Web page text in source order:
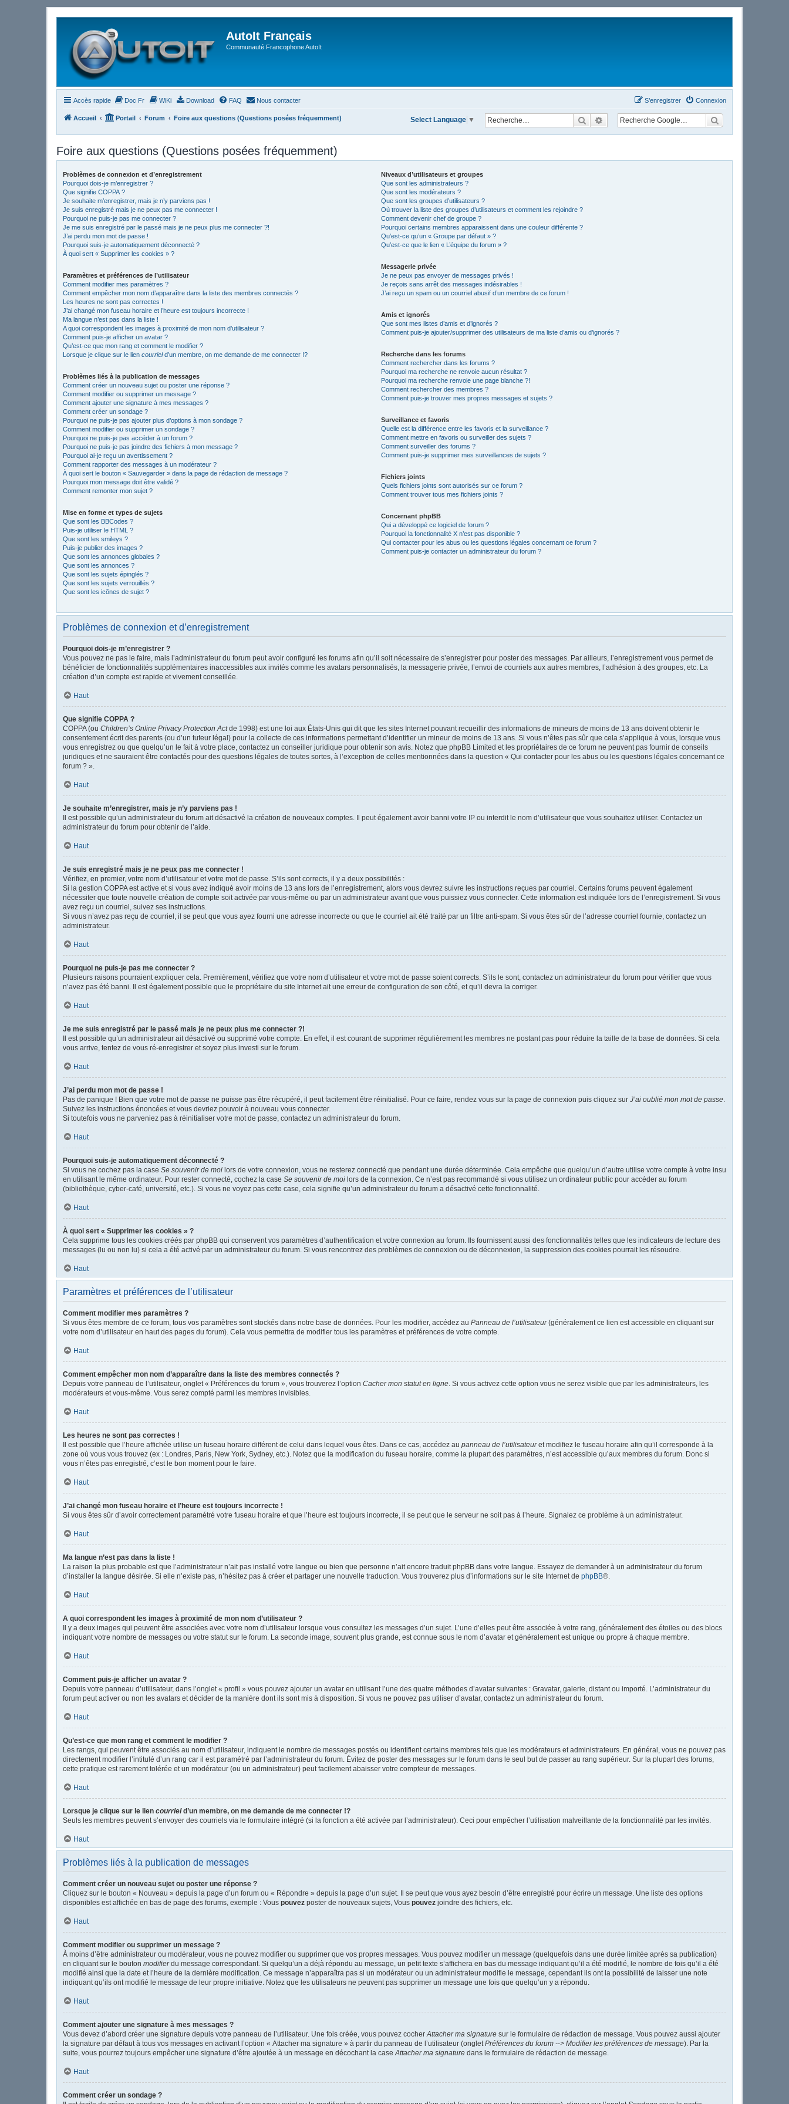
AutoIt Français
Communauté Francophone AutoIt
Accès rapide Doc Fr WiKi Download FAQ Nous contacter Connexion
S’enregistrer
Accueil Portail Forum Foire aux questions (Questions posées fréquemment) RechercherRecherche avancée
Select Language ▼
Foire aux questions (Questions posées fréquemment)
Problèmes de connexion et d’enregistrement
Pourquoi dois-je m’enregistrer ?
Que signifie COPPA ?
Je souhaite m’enregistrer, mais je n’y parviens pas !
Je suis enregistré mais je ne peux pas me connecter !
Pourquoi ne puis-je pas me connecter ?
Je me suis enregistré par le passé mais je ne peux plus me connecter ?!
J’ai perdu mon mot de passe !
Pourquoi suis-je automatiquement déconnecté ?
À quoi sert « Supprimer les cookies » ?
Paramètres et préférences de l’utilisateur
Comment modifier mes paramètres ?
Comment empêcher mon nom d’apparaître dans la liste des membres connectés ?
Les heures ne sont pas correctes !
J’ai changé mon fuseau horaire et l’heure est toujours incorrecte !
Ma langue n’est pas dans la liste !
A quoi correspondent les images à proximité de mon nom d’utilisateur ?
Comment puis-je afficher un avatar ?
Qu’est-ce que mon rang et comment le modifier ?
Lorsque je clique sur le lien courrield’un membre, on me demande de me connecter !?
Problèmes liés à la publication de messages
Comment créer un nouveau sujet ou poster une réponse ?
Comment modifier ou supprimer un message ?
Comment ajouter une signature à mes messages ?
Comment créer un sondage ?
Pourquoi ne puis-je pas ajouter plus d’options à mon sondage ?
Comment modifier ou supprimer un sondage ?
Pourquoi ne puis-je pas accéder à un forum ?
Pourquoi ne puis-je pas joindre des fichiers à mon message ?
Pourquoi ai-je reçu un avertissement ?
Comment rapporter des messages à un modérateur ?
À quoi sert le bouton « Sauvegarder » dans la page de rédaction de message ?
Pourquoi mon message doit être validé ?
Comment remonter mon sujet ?
Mise en forme et types de sujets
Que sont les BBCodes ?
Puis-je utiliser le HTML ?
Que sont les smileys ?
Puis-je publier des images ?
Que sont les annonces globales ?
Que sont les annonces ?
Que sont les sujets épinglés ?
Que sont les sujets verrouillés ?
Que sont les icônes de sujet ?
Niveaux d’utilisateurs et groupes
Que sont les administrateurs ?
Que sont les modérateurs ?
Que sont les groupes d’utilisateurs ?
Où trouver la liste des groupes d’utilisateurs et comment les rejoindre ?
Comment devenir chef de groupe ?
Pourquoi certains membres apparaissent dans une couleur différente ?
Qu’est-ce qu’un « Groupe par défaut » ?
Qu’est-ce que le lien « L’équipe du forum » ?
Messagerie privée
Je ne peux pas envoyer de messages privés !
Je reçois sans arrêt des messages indésirables !
J’ai reçu un spam ou un courriel abusif d’un membre de ce forum !
Amis et ignorés
Que sont mes listes d’amis et d’ignorés ?
Comment puis-je ajouter/supprimer des utilisateurs de ma liste d’amis ou d’ignorés ?
Recherche dans les forums
Comment rechercher dans les forums ?
Pourquoi ma recherche ne renvoie aucun résultat ?
Pourquoi ma recherche renvoie une page blanche ?!
Comment rechercher des membres ?
Comment puis-je trouver mes propres messages et sujets ?
Surveillance et favoris
Quelle est la différence entre les favoris et la surveillance ?
Comment mettre en favoris ou surveiller des sujets ?
Comment surveiller des forums ?
Comment puis-je supprimer mes surveillances de sujets ?
Fichiers joints
Quels fichiers joints sont autorisés sur ce forum ?
Comment trouver tous mes fichiers joints ?
Concernant phpBB
Qui a développé ce logiciel de forum ?
Pourquoi la fonctionnalité X n’est pas disponible ?
Qui contacter pour les abus ou les questions légales concernant ce forum ?
Comment puis-je contacter un administrateur du forum ?
Problèmes de connexion et d’enregistrement
Pourquoi dois-je m’enregistrer ?
Vous pouvez ne pas le faire, mais l’administrateur du forum peut avoir configuré les forums afin qu’il soit nécessaire de s’enregistrer pour poster des messages. Par ailleurs, l’enregistrement vous permet de
bénéficier de fonctionnalités supplémentaires inaccessibles aux invités comme les avatars personnalisés, la messagerie privée, l’envoi de courriels aux autres membres, l’adhésion à des groupes, etc. La
création d’un compte est rapide et vivement conseillée.
Haut
Que signifie COPPA ?
COPPA (ou Children’s Online Privacy Protection Actde 1998) est une loi aux États-Unis qui dit que les sites Internet pouvant recueillir des informations de mineurs de moins de 13 ans doivent obtenir le
consentement écrit des parents (ou d’un tuteur légal) pour la collecte de ces informations permettant d’identifier un mineur de moins de 13 ans. Si vous n’êtes pas sûr que cela s’applique à vous, lorsque vous
vous enregistrez ou que quelqu’un le fait à votre place, contactez un conseiller juridique pour obtenir son avis. Notez que phpBB Limited et les propriétaires de ce forum ne peuvent pas fournir de conseils
juridiques et ne sauraient être contactés pour des questions légales de toutes sortes, à l’exception de celles mentionnées dans la question « Qui contacter pour les abus ou les questions légales concernant ce
forum ? ».
Haut
Je souhaite m’enregistrer, mais je n’y parviens pas !
Il est possible qu’un administrateur du forum ait désactivé la création de nouveaux comptes. Il peut également avoir banni votre IP ou interdit le nom d’utilisateur que vous souhaitez utiliser. Contactez un
administrateur du forum pour obtenir de l’aide.
Haut
Je suis enregistré mais je ne peux pas me connecter !
Vérifiez, en premier, votre nom d’utilisateur et votre mot de passe. S’ils sont corrects, il y a deux possibilités :
Si la gestion COPPA est active et si vous avez indiqué avoir moins de 13 ans lors de l’enregistrement, alors vous devrez suivre les instructions reçues par courriel. Certains forums peuvent également
nécessiter que toute nouvelle création de compte soit activée par vous-même ou par un administrateur avant que vous puissiez vous connecter. Cette information est indiquée lors de l’enregistrement. Si vous
avez reçu un courriel, suivez ses instructions.
Si vous n’avez pas reçu de courriel, il se peut que vous ayez fourni une adresse incorrecte ou que le courriel ait été traité par un filtre anti-spam. Si vous êtes sûr de l’adresse courriel fournie, contactez un
administrateur.
Haut
Pourquoi ne puis-je pas me connecter ?
Plusieurs raisons pourraient expliquer cela. Premièrement, vérifiez que votre nom d’utilisateur et votre mot de passe soient corrects. S’ils le sont, contactez un administrateur du forum pour vérifier que vous
n’avez pas été banni. Il est également possible que le propriétaire du site Internet ait une erreur de configuration de son côté, et qu’il devra la corriger.
Haut
Je me suis enregistré par le passé mais je ne peux plus me connecter ?!
Il est possible qu’un administrateur ait désactivé ou supprimé votre compte. En effet, il est courant de supprimer régulièrement les membres ne postant pas pour réduire la taille de la base de données. Si cela
vous arrive, tentez de vous ré-enregistrer et soyez plus investi sur le forum.
Haut
J’ai perdu mon mot de passe !
Pas de panique ! Bien que votre mot de passe ne puisse pas être récupéré, il peut facilement être réinitialisé. Pour ce faire, rendez vous sur la page de connexion puis cliquez sur J’ai oublié mon mot de passe.
Suivez les instructions énoncées et vous devriez pouvoir à nouveau vous connecter.
Si toutefois vous ne parveniez pas à réinitialiser votre mot de passe, contactez un administrateur du forum.
Haut
Pourquoi suis-je automatiquement déconnecté ?
Si vous ne cochez pas la case Se souvenir de moi lors de votre connexion, vous ne resterez connecté que pendant une durée déterminée. Cela empêche que quelqu’un d’autre utilise votre compte à votre insu
en utilisant le même ordinateur. Pour rester connecté, cochez la case Se souvenir de moi lors de la connexion. Ce n’est pas recommandé si vous utilisez un ordinateur public pour accéder au forum
(bibliothèque, cyber-café, université, etc.). Si vous ne voyez pas cette case, cela signifie qu’un administrateur du forum a désactivé cette fonctionnalité.
Haut
À quoi sert « Supprimer les cookies » ?
Cela supprime tous les cookies créés par phpBB qui conservent vos paramètres d’authentification et votre connexion au forum. Ils fournissent aussi des fonctionnalités telles que les indicateurs de lecture des
messages (lu ou non lu) si cela a été activé par un administrateur du forum. Si vous rencontrez des problèmes de connexion ou de déconnexion, la suppression des cookies pourrait les résoudre.
Haut
Paramètres et préférences de l’utilisateur
Comment modifier mes paramètres ?
Si vous êtes membre de ce forum, tous vos paramètres sont stockés dans notre base de données. Pour les modifier, accédez au Panneau de l’utilisateur(généralement ce lien est accessible en cliquant sur
votre nom d’utilisateur en haut des pages du forum). Cela vous permettra de modifier tous les paramètres et préférences de votre compte.
Haut
Comment empêcher mon nom d’apparaître dans la liste des membres connectés ?
Depuis votre panneau de l’utilisateur, onglet « Préférences du forum », vous trouverez l’option Cacher mon statut en ligne. Si vous activez cette option vous ne serez visible que par les administrateurs, les
modérateurs et vous-même. Vous serez compté parmi les membres invisibles.
Haut
Les heures ne sont pas correctes !
Il est possible que l’heure affichée utilise un fuseau horaire différent de celui dans lequel vous êtes. Dans ce cas, accédez au panneau de l’utilisateuret modifiez le fuseau horaire afin qu’il corresponde à la
zone où vous vous trouvez (ex : Londres, Paris, New York, Sydney, etc.). Notez que la modification du fuseau horaire, comme la plupart des paramètres, n’est accessible qu’aux membres du forum. Donc si
vous n’êtes pas enregistré, c’est le bon moment pour le faire.
Haut
J’ai changé mon fuseau horaire et l’heure est toujours incorrecte !
Si vous êtes sûr d’avoir correctement paramétré votre fuseau horaire et que l’heure est toujours incorrecte, il se peut que le serveur ne soit pas à l’heure. Signalez ce problème à un administrateur.
Haut
Ma langue n’est pas dans la liste !
La raison la plus probable est que l’administrateur n’ait pas installé votre langue ou bien que personne n’ait encore traduit phpBB dans votre langue. Essayez de demander à un administrateur du forum
d’installer la langue désirée. Si elle n’existe pas, n’hésitez pas à créer et partager une nouvelle traduction. Vous trouverez plus d’informations sur le site Internet de phpBB®.
Haut
A quoi correspondent les images à proximité de mon nom d’utilisateur ?
Il y a deux images qui peuvent être associées avec votre nom d’utilisateur lorsque vous consultez les messages d’un sujet. L’une d’elles peut être associée à votre rang, généralement des étoiles ou des blocs
indiquant votre nombre de messages ou votre statut sur le forum. La seconde image, souvent plus grande, est connue sous le nom d’avatar et généralement est unique ou propre à chaque membre.
Haut
Comment puis-je afficher un avatar ?
Depuis votre panneau d’utilisateur, dans l’onglet « profil » vous pouvez ajouter un avatar en utilisant l’une des quatre méthodes d’avatar suivantes : Gravatar, galerie, distant ou importé. L’administrateur du
forum peut activer ou non les avatars et décider de la manière dont ils sont mis à disposition. Si vous ne pouvez pas utiliser d’avatar, contactez un administrateur du forum.
Haut
Qu’est-ce que mon rang et comment le modifier ?
Les rangs, qui peuvent être associés au nom d’utilisateur, indiquent le nombre de messages postés ou identifient certains membres tels que les modérateurs et administrateurs. En général, vous ne pouvez pas
directement modifier l’intitulé d’un rang car il est paramétré par l’administrateur du forum. Évitez de poster des messages sur le forum dans le seul but de passer au rang supérieur. Sur la plupart des forums,
cette pratique est rarement tolérée et un modérateur (ou un administrateur) peut facilement abaisser votre compteur de messages.
Haut
Lorsque je clique sur le lien courrield’un membre, on me demande de me connecter !?
Seuls les membres peuvent s’envoyer des courriels via le formulaire intégré (si la fonction a été activée par l’administrateur). Ceci pour empêcher l’utilisation malveillante de la fonctionnalité par les invités.
Haut
Problèmes liés à la publication de messages
Comment créer un nouveau sujet ou poster une réponse ?
Cliquez sur le bouton « Nouveau » depuis la page d’un forum ou « Répondre » depuis la page d’un sujet. Il se peut que vous ayez besoin d’être enregistré pour écrire un message. Une liste des options
disponibles est affichée en bas de page des forums, exemple : Vous pouvez poster de nouveaux sujets, Vous pouvez joindre des fichiers, etc.
Haut
Comment modifier ou supprimer un message ?
À moins d’être administrateur ou modérateur, vous ne pouvez modifier ou supprimer que vos propres messages. Vous pouvez modifier un message (quelquefois dans une durée limitée après sa publication)
en cliquant sur le bouton modifierdu message correspondant. Si quelqu’un a déjà répondu au message, un petit texte s’affichera en bas du message indiquant qu’il a été modifié, le nombre de fois qu’il a été
modifié ainsi que la date et l’heure de la dernière modification. Ce message n’apparaîtra pas si un modérateur ou un administrateur modifie le message, cependant ils ont la possibilité de laisser une note
indiquant qu’ils ont modifié le message de leur propre initiative. Notez que les utilisateurs ne peuvent pas supprimer un message une fois que quelqu’un y a répondu.
Haut
Comment ajouter une signature à mes messages ?
Vous devez d’abord créer une signature depuis votre panneau de l’utilisateur. Une fois créée, vous pouvez cocherAttacher ma signature sur le formulaire de rédaction de message. Vous pouvez aussi ajouter
la signature par défaut à tous vos messages en activant l’option « Attacher ma signature » à partir du panneau de l’utilisateur (ongletPréférences du forum --> Modifier les préférences de message). Par la
suite, vous pourrez toujours empêcher une signature d’être ajoutée à un message en décochant la caseAttacher ma signature dans le formulaire de rédaction de message.
Haut
Comment créer un sondage ?